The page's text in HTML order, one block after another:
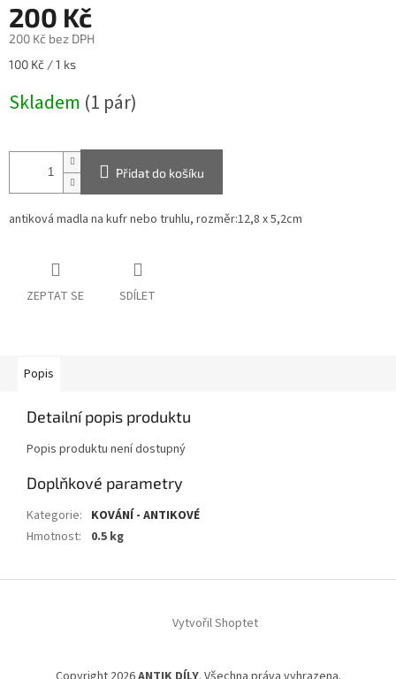
200 Kč
200 Kč bez DPH
Měrná
100 Kč / 1 ks
Skladem (1 pár)
Přidat do košíku
antiková madla na kufr nebo truhlu, rozměr:12,8 x 5,2cm
ZEPTAT SE SDÍLET
Popis
Detailní popis produktu
Popis produktu není dostupný
Doplňkové parametry
Kategorie: KOVÁNÍ - ANTIKOVÉ
Hmotnost: 0.5 kg
Vytvořil Shoptet